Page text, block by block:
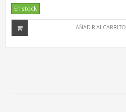
En stock
AÑADIR AL CARRITO